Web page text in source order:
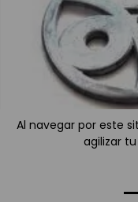
Al navegar por este
agilizar